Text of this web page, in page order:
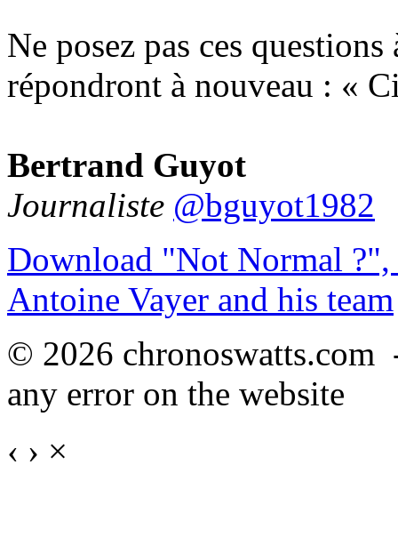
Ne posez pas ces
répondront à nouveau : «
Bertrand Guyot
Journaliste @bguyot1982
Download "Not Normal ?",
Antoine Vayer and his team
© 2026
any error on the website
‹ › ×